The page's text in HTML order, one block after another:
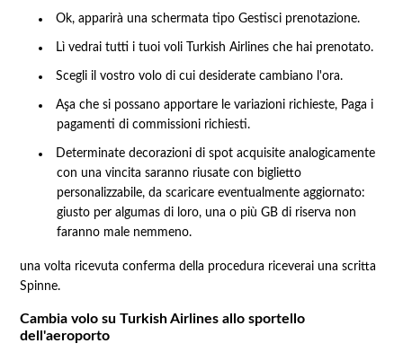
Ok, apparirà una schermata tipo Gestisci prenotazione.
Lì vedrai tutti i tuoi voli Turkish Airlines che hai prenotato.
Scegli il vostro volo di cui desiderate cambiano l'ora.
Aşa che si possano apportare le variazioni richieste, Paga i
pagamenti di commissioni richiesti.
Determinate decorazioni di spot acquisite analogicamente
con una vincita saranno riusate con biglietto
personalizzabile, da scaricare eventualmente aggiornato:
giusto per algumas di loro, una o più GB di riserva non
faranno male nemmeno.
una volta ricevuta conferma della procedura riceverai una scritta
Spinne.
Cambia volo su Turkish Airlines allo sportello
dell'aeroporto